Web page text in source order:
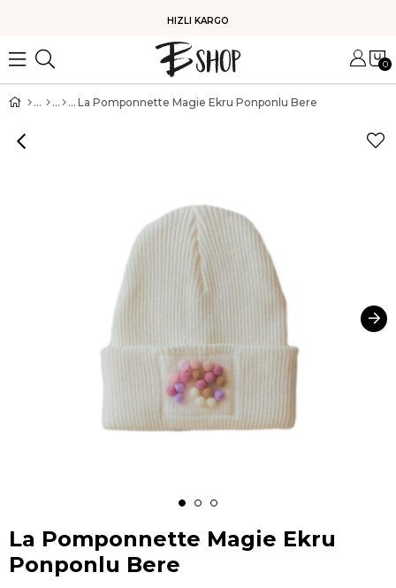
HIZLI KARGO
0
La Pomponnette Magie Ekru Ponponlu Bere
La Pomponnette Magie Ekru
Ponponlu Bere